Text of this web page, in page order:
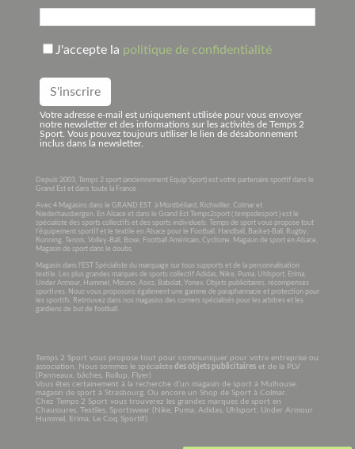
J'accepte la politique de confidentialité
Votre adresse e-mail est uniquement utilisée pour vous envoyer
notre newsletter et des informations sur les activités de Temps 2
Sport. Vous pouvez toujours utiliser le lien de désabonnement
inclus dans la newsletter.
Depuis 2003, Temps 2 sport (anciennement Equip’Sport) est votre partenaire sportif dans le
Grand Est et dans toute la France .
Avec 4 Magasins dans le GRAND EST à Montbéliard, Richwiller, Colmar et
Niederhausbergen. En Alsace et dans le Grand Est Temps2sport ( tempsdesport ) est le
spécialiste des sports collectifs et des sports individuels. Temps de sport vous propose tout
l’équipement sportif et le textile en Alsace pour le Football, Handball, Basket-Ball, Rugby,
Running, Tennis, Volley-Ball, Boxe, Football Américain, Cyclisme. Magasin de sport en Alsace,
Magasin de sport dans le doubs.
Magasin dans l’EST Spécialiste du marquage sur tous supports et de la personnalisation
textile. Les plus grandes marques de sports collectif Adidas, Nike, Puma, Uhlsport, Erima,
Under Armour, Hummel, Mizuno, Asics, Babolat, Yonex. Objets publicitaires, récompenses
sportives. Nous vous proposons également une gamme de parapharmacie et protection pour
les sportifs. Retrouvez dans nos magasins des corners spécialisés pour les arbitres et les
gardiens de but de football.
Temps 2 Sport vous propose tout pour communiquer pour votre entreprise ou
association. Nous sommes le spécialistedes objets publicitaireset de la PLV
(Panneaux, bâches, Rollup, Flyer)
Vous êtes certainement à la recherche d’un magasin de sport à Mulhouse.
magasin de sport à Strasbourg. Ou encore un Shop de Sport à Colmar.
Chez Temps 2 Sport vous trouverez les grandes marques de sport en
Chaussures, Textiles, Sportswear (Nike, Puma, Adidas, Uhlsport, Under Armour
Hummel, Erima, Le Coq Sportif).